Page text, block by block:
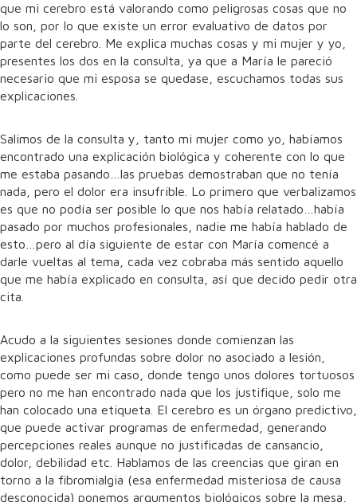
que mi cerebro está valorando como peligrosas cosas que no
lo son, por lo que existe un error evaluativo de datos por
parte del cerebro. Me explica muchas cosas y mi mujer y yo,
presentes los dos en la consulta, ya que a María le pareció
necesario que mi esposa se quedase, escuchamos todas sus
explicaciones.
Salimos de la consulta y, tanto mi mujer como yo, habíamos
encontrado una explicación biológica y coherente con lo que
me estaba pasando…las pruebas demostraban que no tenía
nada, pero el dolor era insufrible. Lo primero que verbalizamos
es que no podía ser posible lo que nos había relatado…había
pasado por muchos profesionales, nadie me había hablado de
esto…pero al día siguiente de estar con María comencé a
darle vueltas al tema, cada vez cobraba más sentido aquello
que me había explicado en consulta, así que decido pedir otra
cita.
Acudo a la siguientes sesiones donde comienzan las
explicaciones profundas sobre dolor no asociado a lesión,
como puede ser mi caso, donde tengo unos dolores tortuosos
pero no me han encontrado nada que los justifique, solo me
han colocado una etiqueta. El cerebro es un órgano predictivo,
que puede activar programas de enfermedad, generando
percepciones reales aunque no justificadas de cansancio,
dolor, debilidad etc. Hablamos de las creencias que giran en
torno a la fibromialgia (esa enfermedad misteriosa de causa
desconocida) ponemos argumentos biológicos sobre la mesa,